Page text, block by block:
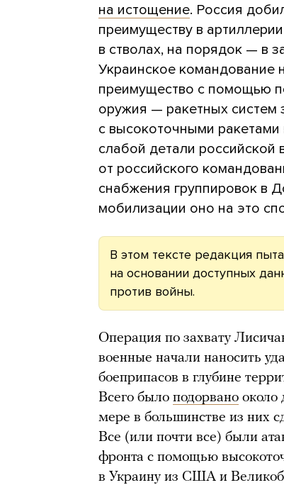
на истощение. Россия
преимуществу в
в стволах, на порядок — в
Украинское командование
преимущество с помощью
оружия — ракетных систем
с высокоточными
слабой детали
от российского
снабжения группировок в
мобилизации оно на это
В этом тексте редакция
на основании доступных
против войны.
Операция по захвату
военные начали наносить
боеприпасов в глубине
Всего было подорвано около
мере в большинстве из них
Все (или почти все) были
фронта с помощью
в Украину из США и